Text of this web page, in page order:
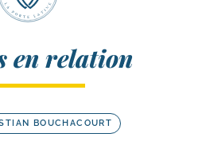
en relation
BOUCHACOURT